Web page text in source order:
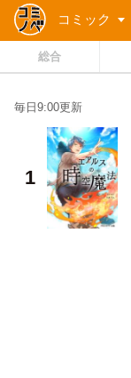
コミック
総合
毎日9:00更新
1